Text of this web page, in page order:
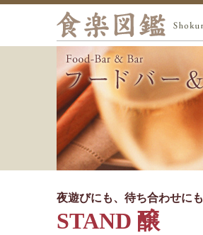
夜遊びにも、待ち合わせにも
STAND 醸